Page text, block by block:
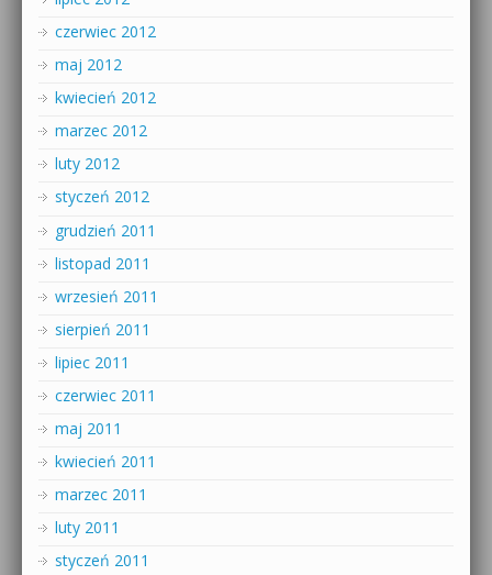
czerwiec 2012
maj 2012
kwiecień 2012
marzec 2012
luty 2012
styczeń 2012
grudzień 2011
listopad 2011
wrzesień 2011
sierpień 2011
lipiec 2011
czerwiec 2011
maj 2011
kwiecień 2011
marzec 2011
luty 2011
styczeń 2011